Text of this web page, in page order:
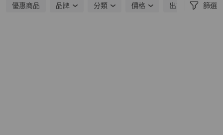
優惠商品 品牌 分類 價格 出貨地點 篩選